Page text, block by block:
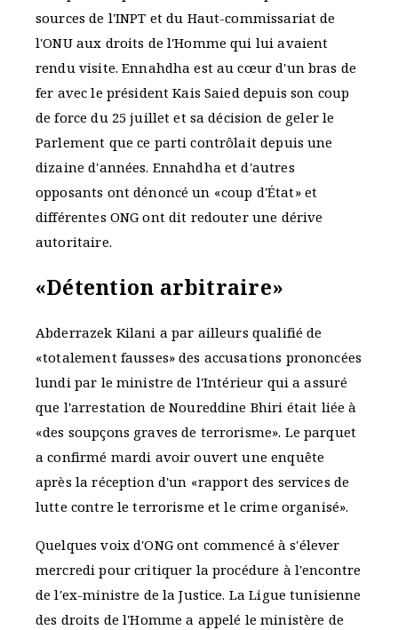
sources de l'INPT et du Haut-commissariat de
l'ONU aux droits de l'Homme qui lui avaient
rendu visite. Ennahdha est au cœur d'un bras de
fer avec le président Kais Saied depuis son coup
de force du 25 juillet et sa décision de geler le
Parlement que ce parti contrôlait depuis une
dizaine d'années. Ennahdha et d'autres
opposants ont dénoncé un «coup d'État» et
différentes ONG ont dit redouter une dérive
autoritaire.
«Détention arbitraire»
Abderrazek Kilani a par ailleurs qualifié de
«totalement fausses» des accusations prononcées
lundi par le ministre de l'Intérieur qui a assuré
que l'arrestation de Noureddine Bhiri était liée à
«des soupçons graves de terrorisme». Le parquet
a confirmé mardi avoir ouvert une enquête
après la réception d'un «rapport des services de
lutte contre le terrorisme et le crime organisé».
Quelques voix d'ONG ont commencé à s'élever
mercredi pour critiquer la procédure à l'encontre
de l'ex-ministre de la Justice. La Ligue tunisienne
des droits de l'Homme a appelé le ministère de